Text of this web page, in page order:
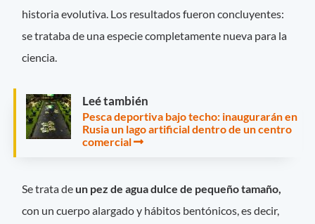
historia evolutiva. Los resultados fueron concluyentes:
se trataba de una especie completamente nueva para la
ciencia.
Leé también
Pesca deportiva bajo techo: inaugurarán en
Rusia un lago artificial dentro de un centro
comercial
Se trata de un pez de agua dulce de pequeño tamaño,
con un cuerpo alargado y hábitos bentónicos, es decir,